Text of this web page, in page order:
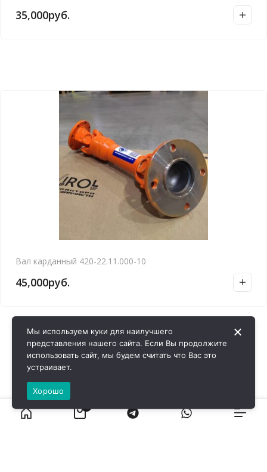
35,000руб.
Вал карданный 420-22.11.000-10
45,000руб.
Мы используем куки для наилучшего
представления нашего сайта. Если Вы продолжите
использовать сайт, мы будем считать что Вас это
устраивает.
Хорошо